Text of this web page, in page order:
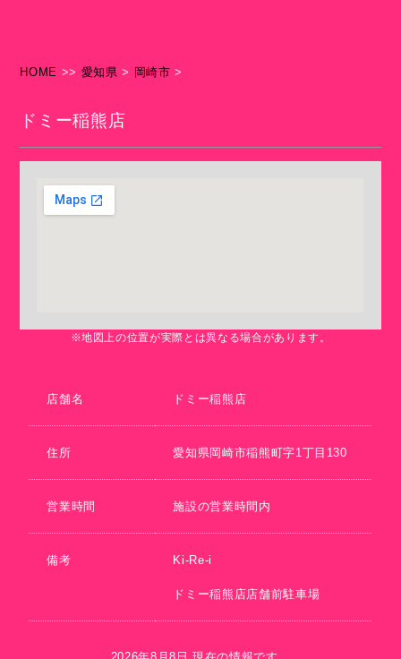
HOME >> 愛知県 > 岡崎市 >
ドミー稲熊店
※地図上の位置が実際とは異なる場合があります。
店舗名 ドミー稲熊店
住所 愛知県岡崎市稲熊町字1丁目130
営業時間 施設の営業時間内
備考 Ki-Re-i
ドミー稲熊店店舗前駐車場